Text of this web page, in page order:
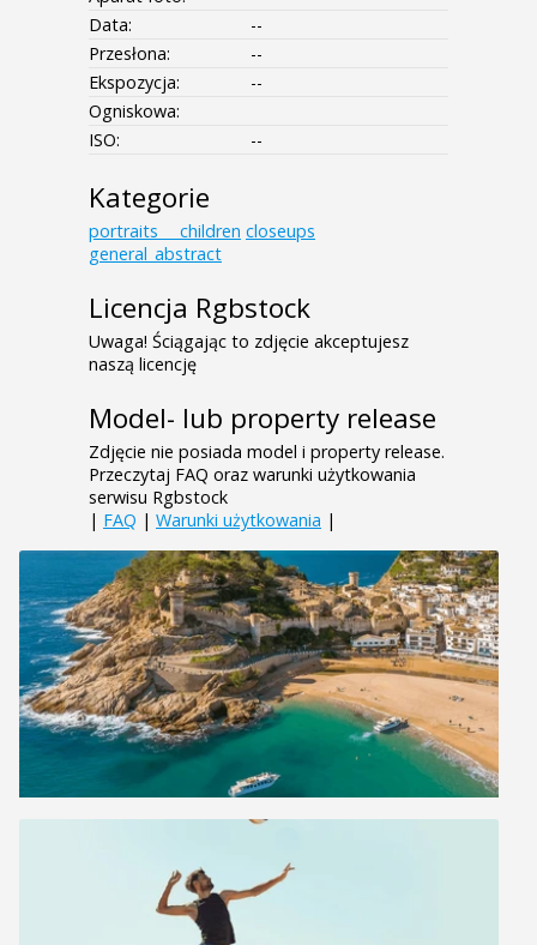
Data:
--
Przesłona:
--
Ekspozycja:
--
Ogniskowa:
ISO:
--
Kategorie
portraits___children closeups
general_abstract
Licencja Rgbstock
Uwaga! Ściągając to zdjęcie akceptujesz
naszą licencję
Model- lub property release
Zdjęcie nie posiada model i property release.
Przeczytaj FAQ oraz warunki użytkowania
serwisu Rgbstock
| FAQ | Warunki użytkowania |